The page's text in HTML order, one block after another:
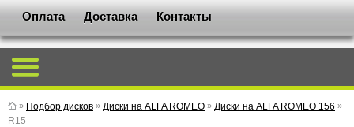
Оплата Доставка Контакты
» Подбор дисков » Диски на ALFA ROMEO » Диски на ALFA ROMEO 156 »
R15